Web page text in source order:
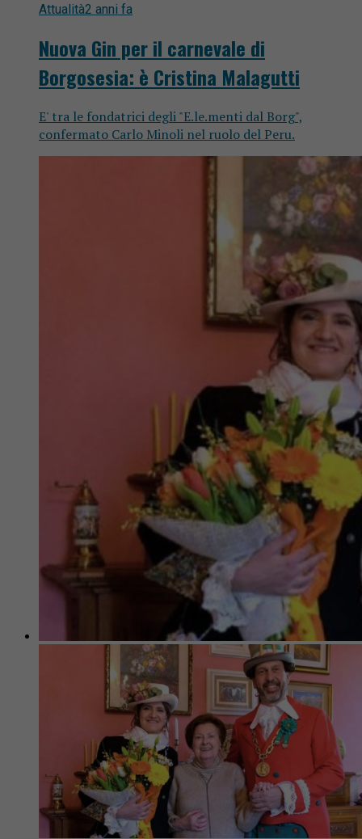
Attualità2 anni fa
Nuova Gin per il carnevale di
Borgosesia: è Cristina Malagutti
E' tra le fondatrici degli "E.le.menti dal Borg",
confermato Carlo Minoli nel ruolo del Peru.